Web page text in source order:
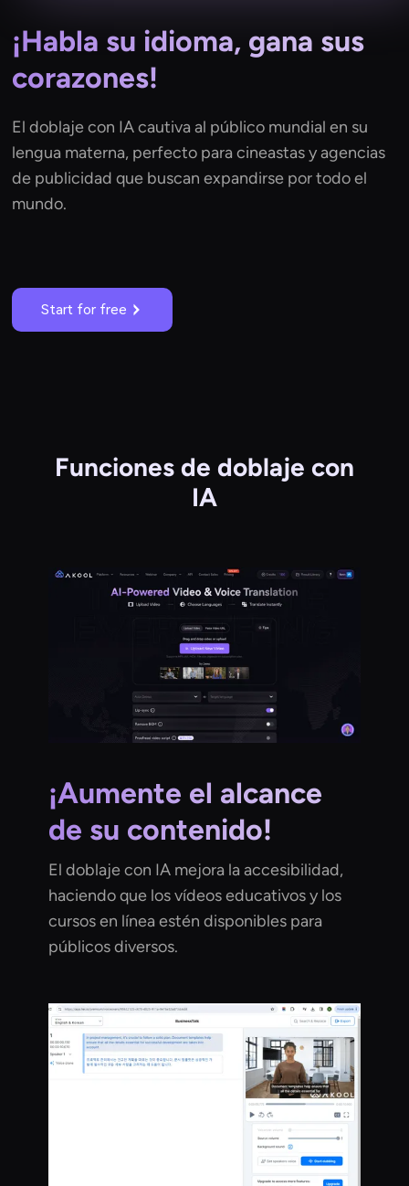
¡Habla su idioma, gana sus
corazones!
El doblaje con IA cautiva al público mundial en su
lengua materna, perfecto para cineastas y agencias
de publicidad que buscan expandirse por todo el
mundo.
Start for free
Funciones de doblaje con
IA
¡Aumente el alcance
de su contenido!
El doblaje con IA mejora la accesibilidad,
haciendo que los vídeos educativos y los
cursos en línea estén disponibles para
públicos diversos.